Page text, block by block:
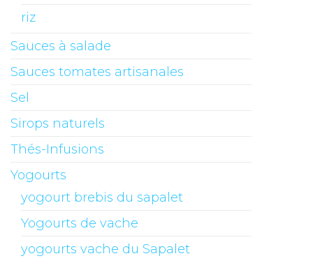
riz
Sauces à salade
Sauces tomates artisanales
Sel
Sirops naturels
Thés-Infusions
Yogourts
yogourt brebis du sapalet
Yogourts de vache
yogourts vache du Sapalet